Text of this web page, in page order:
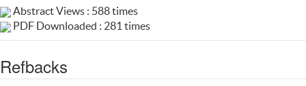
Abstract Views : 588 times
PDF Downloaded : 281 times
Refbacks